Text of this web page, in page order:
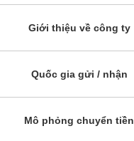
Giới thiệu về công ty
Quốc gia gửi / nhận
Mô phỏng chuyển tiền